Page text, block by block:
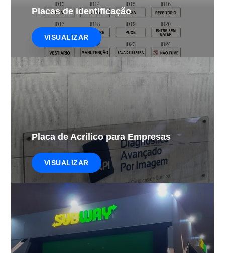
Placas de identificação
VISUALIZAR
Placa de Acrílico para Empresas
VISUALIZAR